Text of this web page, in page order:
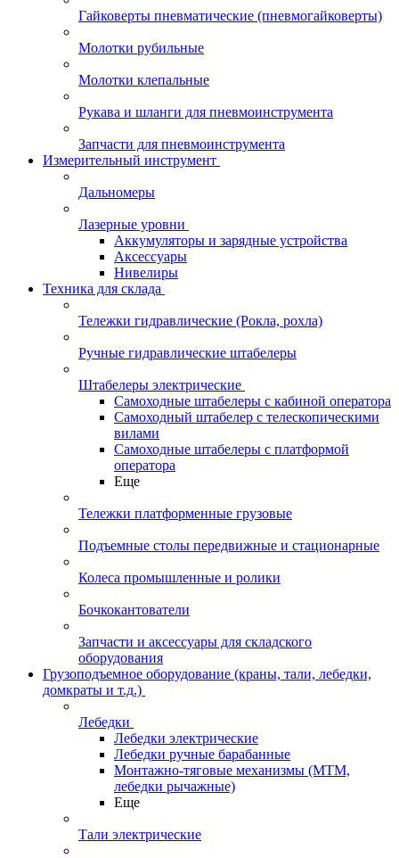
Гайковерты пневматические (пневмогайковерты)
Молотки рубильные
Молотки клепальные
Рукава и шланги для пневмоинструмента
Запчасти для пневмоинструмента
Измерительный инструмент
Дальномеры
Лазерные уровни
Аккумуляторы и зарядные устройства
Аксессуары
Нивелиры
Техника для склада
Тележки гидравлические (Рокла, рохла)
Ручные гидравлические штабелеры
Штабелеры электрические
Самоходные штабелеры с кабиной оператора
Самоходный штабелер с телескопическими
вилами
Самоходные штабелеры с платформой
оператора
Еще
Тележки платформенные грузовые
Подъемные столы передвижные и стационарные
Колеса промышленные и ролики
Бочкокантователи
Запчасти и аксессуары для складского
оборудования
Грузоподъемное оборудование (краны, тали, лебедки,
домкраты и т.д.)
Лебедки
Лебедки электрические
Лебедки ручные барабанные
Монтажно-тяговые механизмы (МТМ,
лебедки рычажные)
Еще
Тали электрические